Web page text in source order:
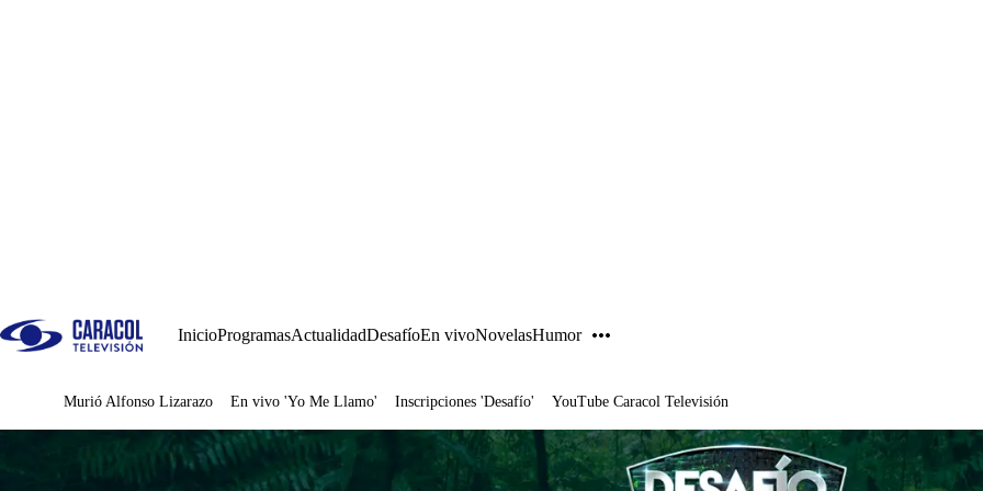
InicioProgramasActualidadDesafíoEn vivoNovelasHumor
Juegos
Murió Alfonso Lizarazo En vivo 'Yo Me Llamo' Inscripciones 'Desafío' YouTube Caracol Televisión